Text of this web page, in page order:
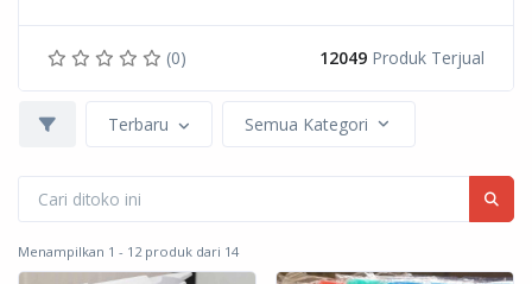
(0) 12049 Produk Terjual
Terbaru Semua Kategori
Menampilkan 1 - 12 produk dari 14